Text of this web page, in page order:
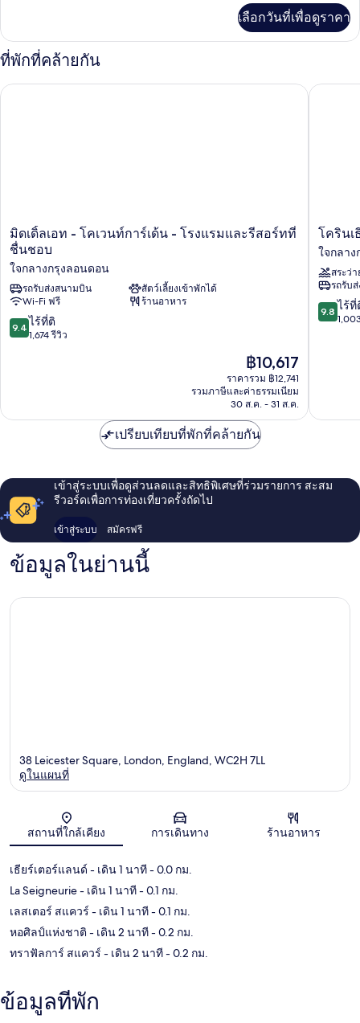
Londoner
Platinum
เกี่ยว
กับ
Deluxe
Room
เลือกวันที่เพื่อดูราคา
ที่พักที่คล้ายกัน
มิด
เดิ้ล
เอท
-
โค
เวน
ท์
การ์
ที่
กรุง
มิดเดิ้ลเอท - โคเวนท์การ์เด้น - โรงแรมและรีสอร์ทที่
ชื่นชอบ
ใจกลางกรุงลอนดอน
รถรับส่งสนามบิน
สัตว์เลี้ยงเข้าพักได้
Wi-Fi ฟรี
ร้านอาหาร
9.4
จาก
รีวิว
9.4 ไร้ที่ติ
1,674 รีวิว
ราคา
ปัจจุบัน
คือ
฿10,617
฿10,617
ราคารวม ฿12,741
รวมภาษีและค่าธรรมเนียม
30 ส.ค. - 31 ส.ค.
มิดเดิ้ลเอท - โคเวนท์การ์เด้น - โรงแรมและรีสอร์ทที่ชื่นชอบ
โค
ริน
เธีย
ลอนดอน
ใจกลาง
กรุง
ลอนดอน
โคริน
ใจกลา
สระว่
รถรับ
9.8
จาก
9.8 ไร้ที่
โครินเธี
เปรียบเทียบที่พักที่คล้ายกัน
เข้าสู่ระบบเพื่อดูส่วนลดและสิทธิพิเศษที่ร่วมรายการ สะสม
รีวอร์ดเพื่อการท่องเที่ยวครั้งถัดไป
เข้าสู่ระบบ สมัครฟรี
ข้อมูลในย่านนี้
แผนที่
38 Leicester Square, London, England, WC2H 7LL
ดูในแผนที่
สถานที่ใกล้เคียง การเดินทาง ร้านอาหาร
เธียร์เตอร์แลนด์ - เดิน 1 นาที- 0.0 กม.
La Seigneurie- เดิน 1 นาที- 0.1 กม.
เลสเตอร์ สแควร์ - เดิน 1 นาที- 0.1 กม.
หอศิลป์แห่งชาติ - เดิน 2 นาที- 0.2 กม.
ทราฟัลการ์ สแควร์ - เดิน 2 นาที- 0.2 กม.
ข้อมูลที่พัก